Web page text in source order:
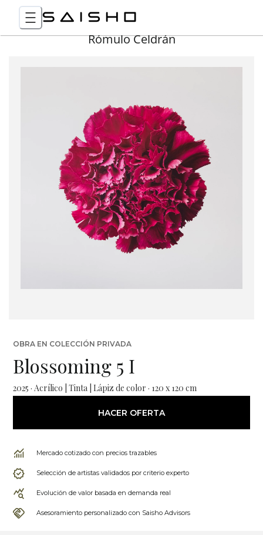
Rómulo Celdrán
OBRA EN COLECCIÓN PRIVADA
Blossoming 5 I
2025 · Acrílico | Tinta | Lápiz de color · 120 x 120 cm
HACER OFERTA
Mercado cotizado con precios trazables
Selección de artistas validados por criterio experto
Evolución de valor basada en demanda real
Asesoramiento personalizado con Saisho Advisors